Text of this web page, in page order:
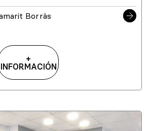
Borràs
+
INFORMACIÓN